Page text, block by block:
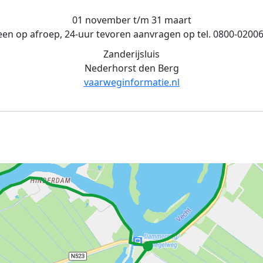
01 november t/m 31 maart
op afroep, 24-uur tevoren aanvragen op tel. 0800-
Zanderijsluis
Nederhorst den Berg
vaarweginformatie.nl